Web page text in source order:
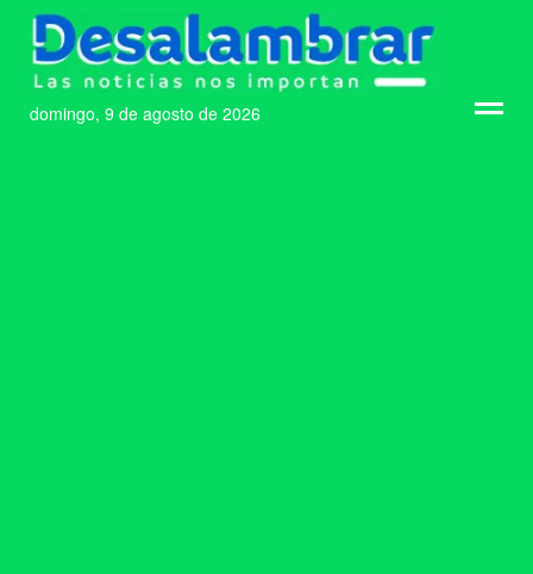
domingo, 9 de agosto de 2026